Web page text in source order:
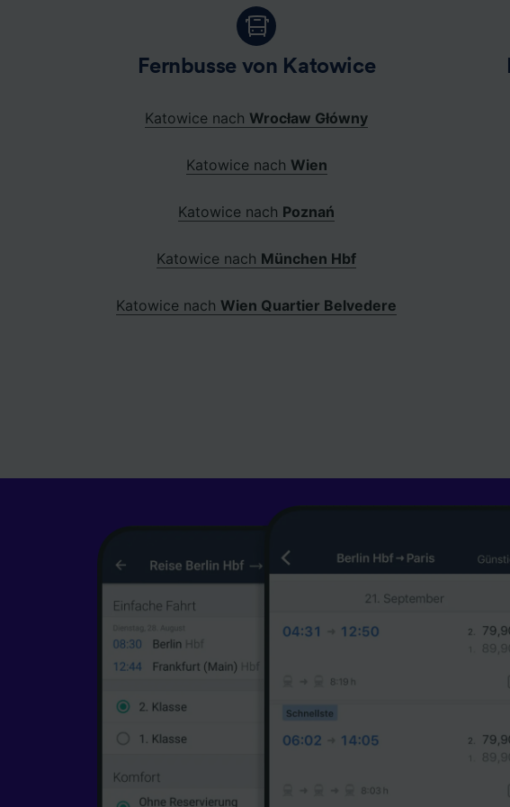
Fernbusse von Katowice
Katowice nach Wrocław Główny
Katowice nach Wien
Katowice nach Poznań
Katowice nach München Hbf
Katowice nach Wien Quartier Belvedere